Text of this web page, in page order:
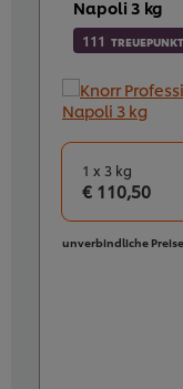
Napoli 3 kg
111
1 x 3 kg
€ 110,50
unverbindliche